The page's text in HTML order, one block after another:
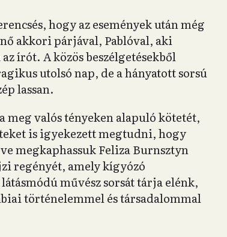
hogy az események után még
akkori párjával, Pablóval, aki
írót. A közös beszélgetésekből
utolsó nap, de a hányatott sorsú
lassan.
valós tényeken alapuló kötetét,
is igyekezett megtudni, hogy
megkaphassuk Feliza Burnsztyn
regényét, amely kígyózó
művész sorsát tárja elénk,
történelemmel és társadalommal